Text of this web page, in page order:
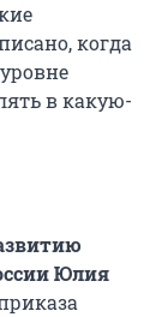
когда
в какую-
Юлия